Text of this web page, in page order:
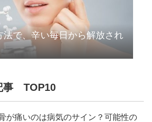
法で、辛い毎日から解放され
事 TOP10
が痛いのは病気のサイン？可能性の